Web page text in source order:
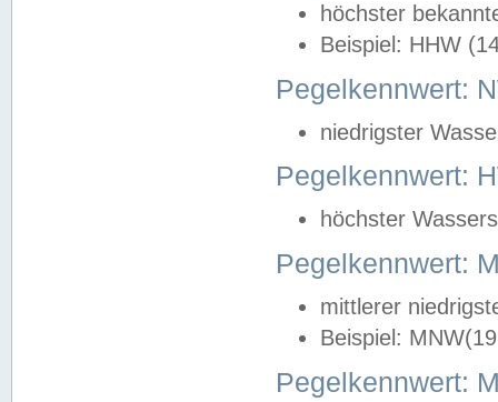
höchster
Beispiel: HHW
Pegelkennwert:
niedrigster
Pegelkennwert:
höchster
Pegelkennwert:
mittlerer
Beispiel:
Pegelkennwert: